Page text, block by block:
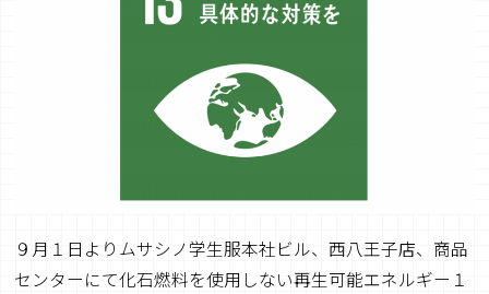
９月１日よりムサシノ学生服本社ビル、西八王子店、商品
センターにて化石燃料を使用しない再生可能エネルギー１